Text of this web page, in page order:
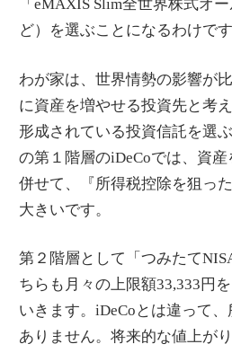
「eMAXIS Slim全世界株式オ
ど）を選ぶことになるわけで
わが家は、世界情勢の影響が
に資産を増やせる投資先と考
形成されている投資信託を選
の第１階層のiDeCoでは、資
併せて、『所得税控除を狙っ
大きいです。
第２階層として「つみたて
ちらも月々の上限額33,333円
いきます。iDeCoとは違って
ありません。将来的な値上が